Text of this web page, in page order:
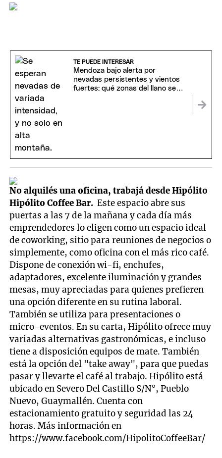
TE PUEDE INTERESAR
Mendoza bajo alerta por
nevadas persistentes y vientos
fuertes: qué zonas del llano se
No alquilés una oficina, trabajá desde Hipólito
Hipólito Coffee Bar. Este espacio abre sus
puertas a las 7 de la mañana y cada día más
emprendedores lo eligen como un espacio ideal
de coworking, sitio para reuniones de negocios o
simplemente, como oficina con el más rico café.
Dispone de conexión wi-fi, enchufes,
adaptadores, excelente iluminación y grandes
mesas, muy apreciadas para quienes prefieren
una opción diferente en su rutina laboral.
También se utiliza para presentaciones o
micro-eventos. En su carta, Hipólito ofrece muy
variadas alternativas gastronómicas, e incluso
tiene a disposición equipos de mate. También
está la opción del "take away", para que puedas
pasar y llevarte el café al trabajo. Hipólito está
ubicado en Severo Del Castillo S/N°, Pueblo
Nuevo, Guaymallén. Cuenta con
estacionamiento gratuito y seguridad las 24
horas. Más información en
https://www.facebook.com/HipolitoCoffeeBar/